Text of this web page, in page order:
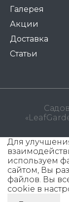
Галерея
Акции
Доставка
Статьи
Для
используем
сайтом, Вы
файлов. Вы
cookie в